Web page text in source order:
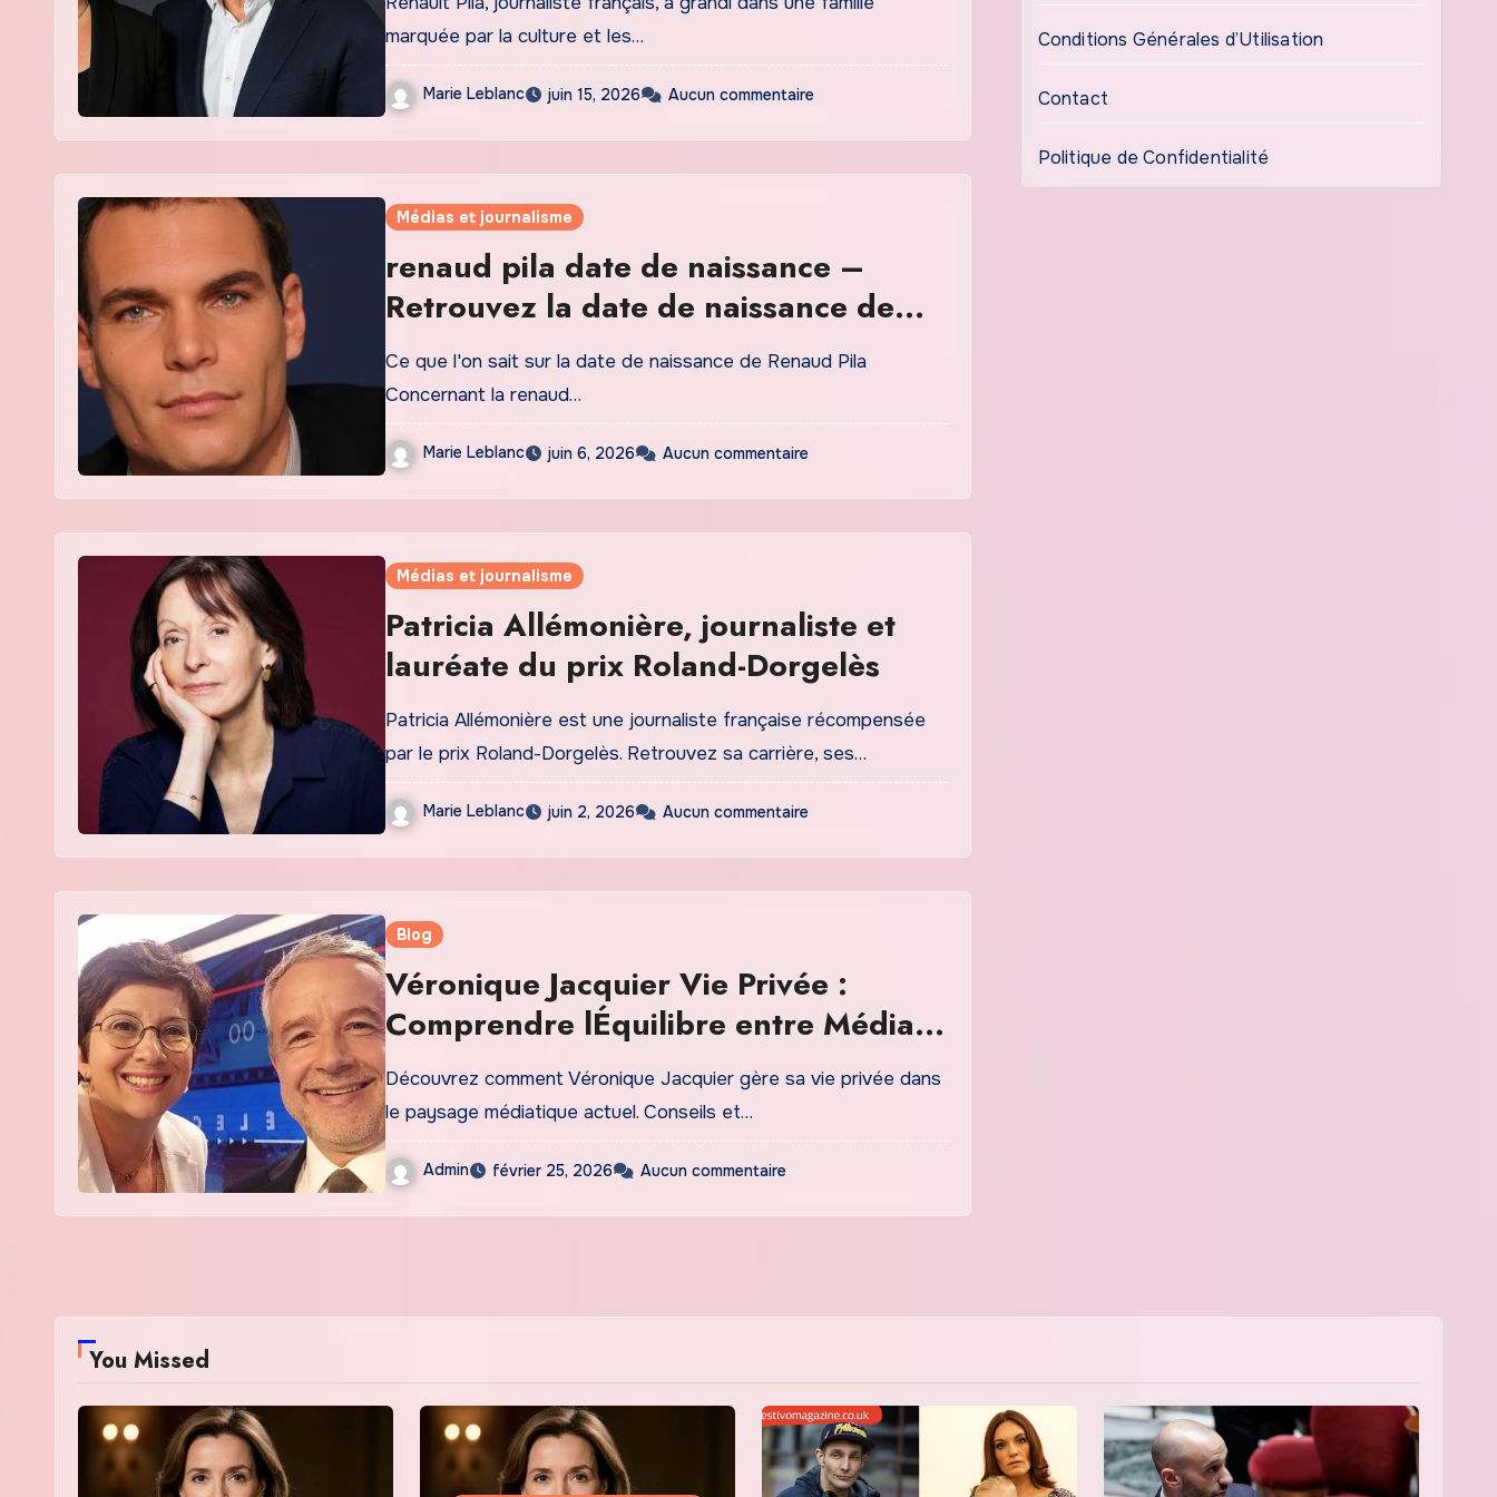
marquée par la culture et les…
Marie Leblanc juin 15, 2026 Aucun commentaire
Médias et journalisme
renaud pila date de naissance –
Retrouvez la date de naissance de
Renaud Pila
Ce que l'on sait sur la date de naissance de Renaud Pila
Concernant la renaud…
Marie Leblanc juin 6, 2026 Aucun commentaire
Médias et journalisme
Patricia Allémonière, journaliste et
lauréate du prix Roland-Dorgelès
Patricia Allémonière est une journaliste française récompensée
par le prix Roland-Dorgelès. Retrouvez sa carrière, ses…
Marie Leblanc juin 2, 2026 Aucun commentaire
Blog
Véronique Jacquier Vie Privée :
Comprendre lÉquilibre entre Médias
et Intimité
Découvrez comment Véronique Jacquier gère sa vie privée dans
le paysage médiatique actuel. Conseils et…
Admin février 25, 2026 Aucun commentaire
Conditions Générales d’Utilisation
Contact
Politique de Confidentialité
You Missed